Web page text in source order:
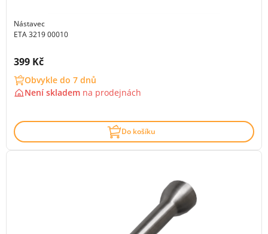
Nástavec
ETA 3219 00010
Cena s DPH:
399 Kč
Obvykle do 7 dnů
Není skladem na prodejnách
Do košíku